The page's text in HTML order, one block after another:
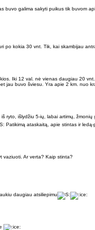
buvo galima sakyti puikus tik buvom
po kokia 30 vnt. Tik, kai skambijau
Iki 12 val. nė vienas daugiau 20
jau buvo šviesu. Yra apie 2 km. nuo
ryto, išlydžiu 5-ių, labai artimų, žmonių
Patikimą ataskaitą, apie stintas ir ledą-
vaziuoti. Ar verta? Kaip stinta?
daugiau atsiliepimu